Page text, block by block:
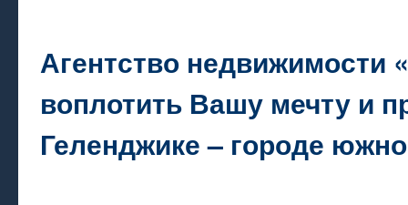
Агентство недвижимости
воплотить Вашу мечту и
Геленджике – городе